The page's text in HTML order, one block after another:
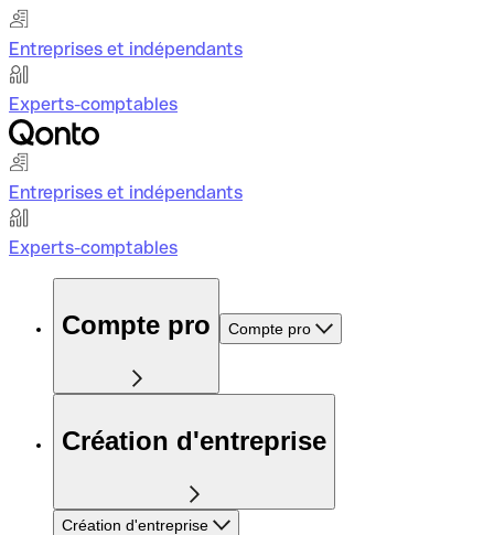
Entreprises et indépendants
Experts-comptables
Entreprises et indépendants
Experts-comptables
Compte pro Compte pro
Création d'entreprise
Création d'entreprise